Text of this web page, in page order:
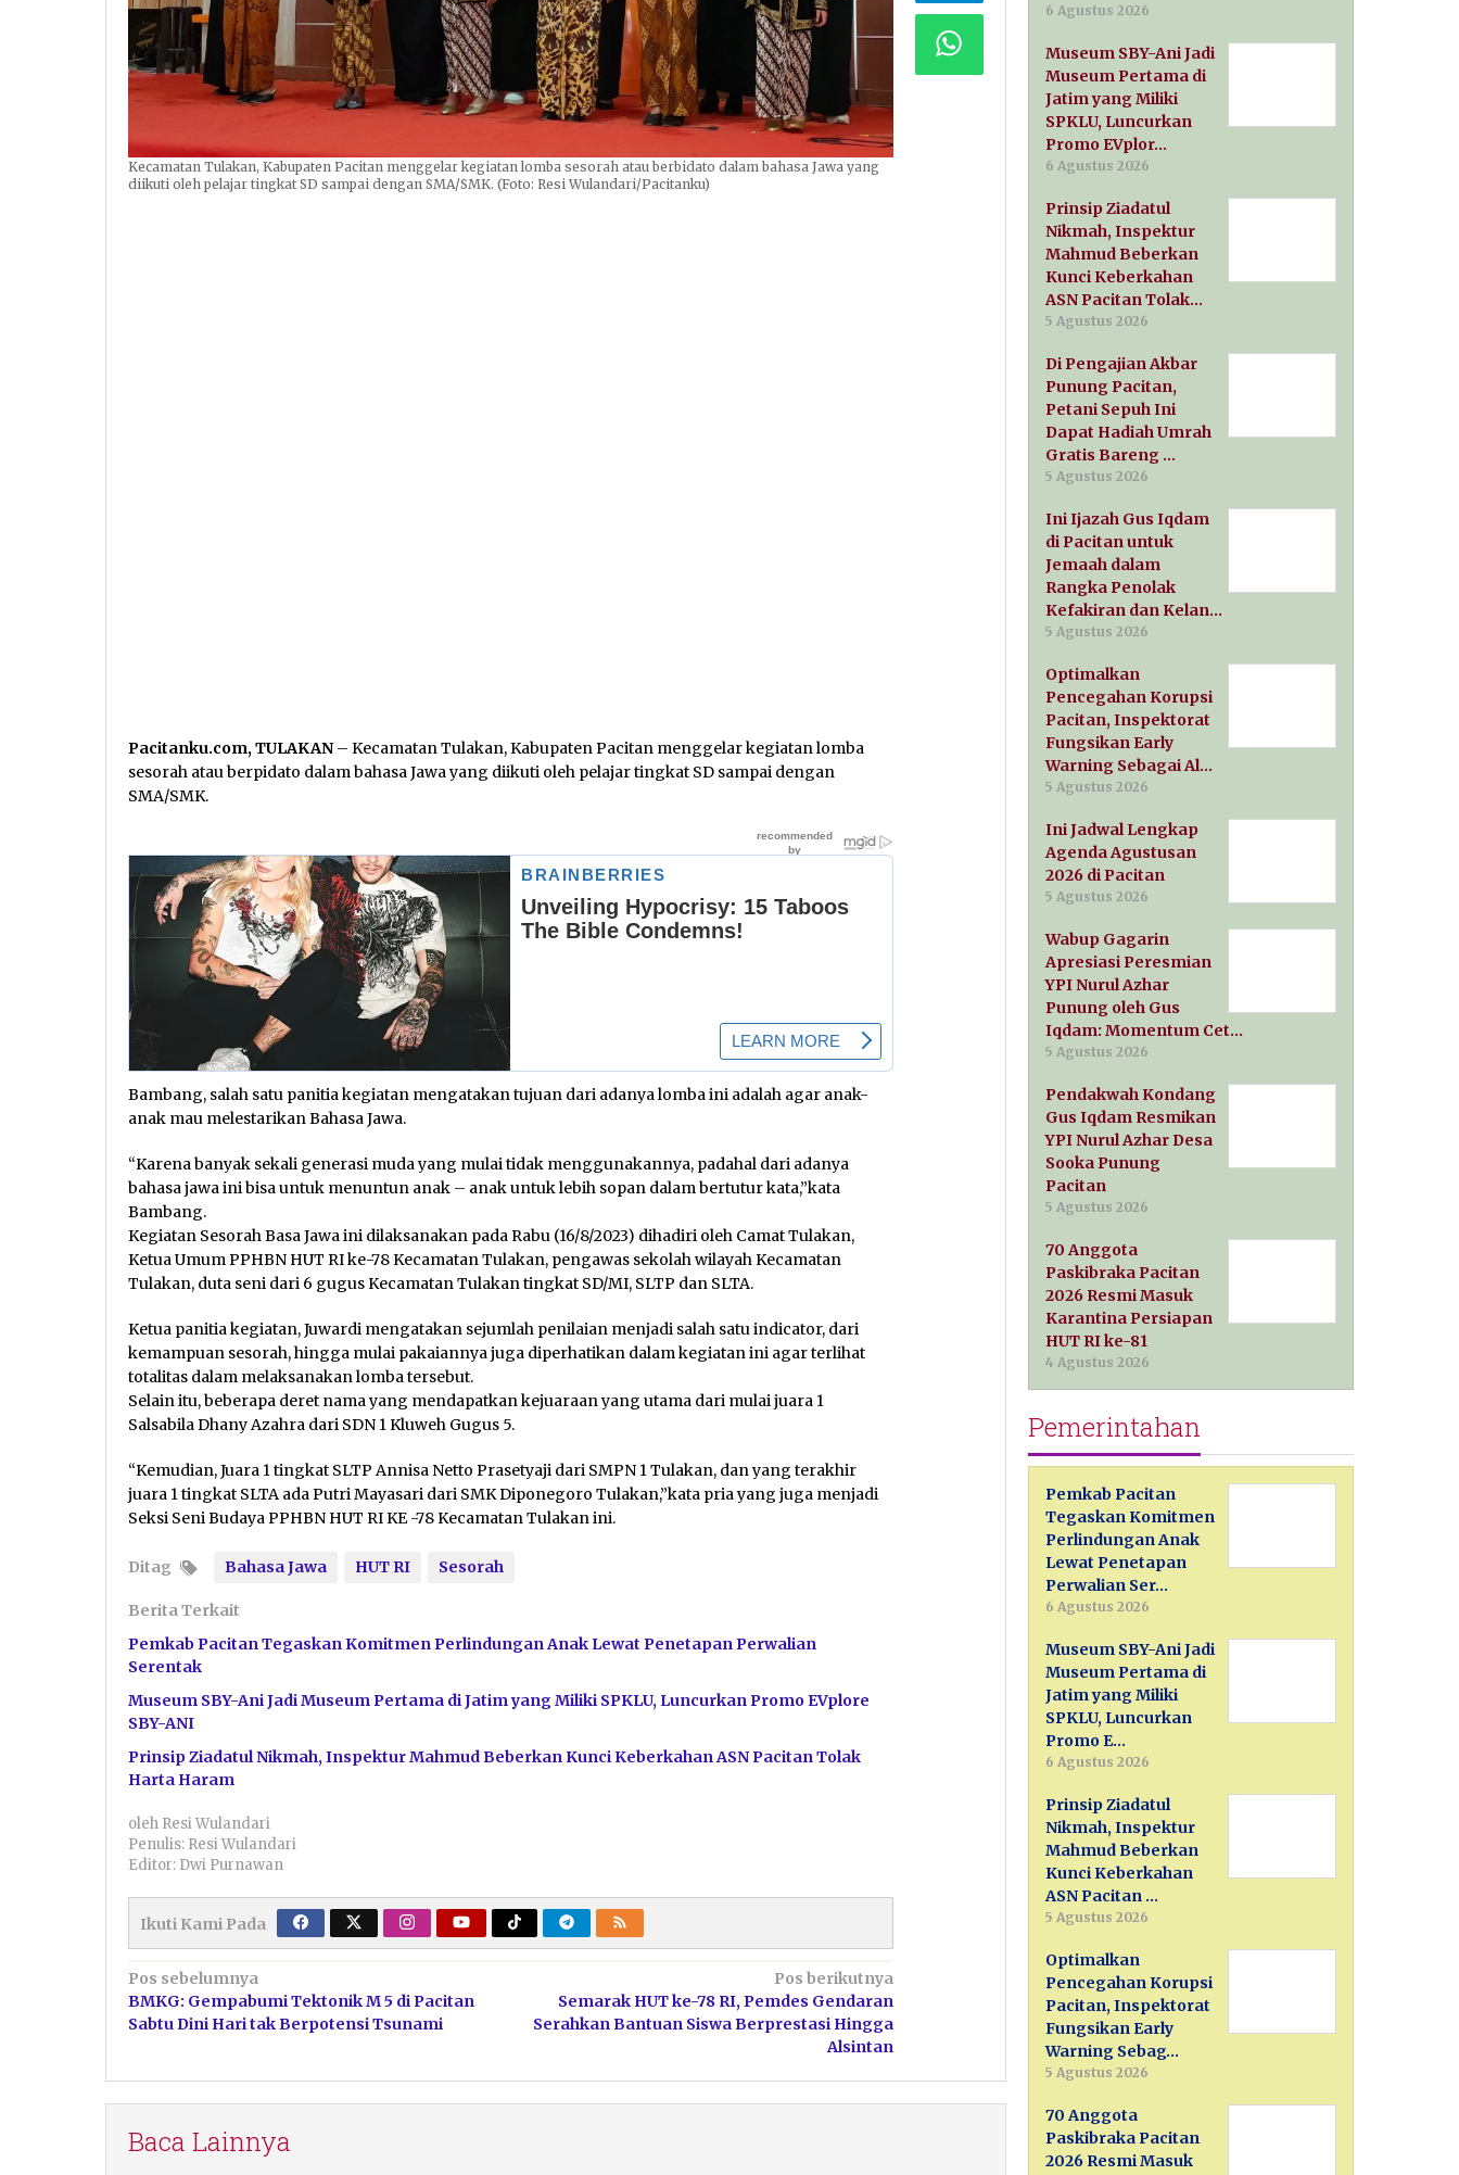
Kecamatan Tulakan, Kabupaten Pacitan menggelar kegiatan lomba sesorah atau berbidato dalam bahasa Jawa yang
diikuti oleh pelajar tingkat SD sampai dengan SMA/SMK. (Foto: Resi Wulandari/Pacitanku)
Pacitanku.com, TULAKAN – Kecamatan Tulakan, Kabupaten Pacitan menggelar kegiatan lomba
sesorah atau berpidato dalam bahasa Jawa yang diikuti oleh pelajar tingkat SD sampai dengan
SMA/SMK.
Bambang, salah satu panitia kegiatan mengatakan tujuan dari adanya lomba ini adalah agar anak-
anak mau melestarikan Bahasa Jawa.
“Karena banyak sekali generasi muda yang mulai tidak menggunakannya, padahal dari adanya
bahasa jawa ini bisa untuk menuntun anak – anak untuk lebih sopan dalam bertutur kata,”kata
Bambang.
Kegiatan Sesorah Basa Jawa ini dilaksanakan pada Rabu (16/8/2023) dihadiri oleh Camat Tulakan,
Ketua Umum PPHBN HUT RI ke-78 Kecamatan Tulakan, pengawas sekolah wilayah Kecamatan
Tulakan, duta seni dari 6 gugus Kecamatan Tulakan tingkat SD/MI, SLTP dan SLTA.
Ketua panitia kegiatan, Juwardi mengatakan sejumlah penilaian menjadi salah satu indicator, dari
kemampuan sesorah, hingga mulai pakaiannya juga diperhatikan dalam kegiatan ini agar terlihat
totalitas dalam melaksanakan lomba tersebut.
Selain itu, beberapa deret nama yang mendapatkan kejuaraan yang utama dari mulai juara 1
Salsabila Dhany Azahra dari SDN 1 Kluweh Gugus 5.
“Kemudian, Juara 1 tingkat SLTP Annisa Netto Prasetyaji dari SMPN 1 Tulakan, dan yang terakhir
juara 1 tingkat SLTA ada Putri Mayasari dari SMK Diponegoro Tulakan,”kata pria yang juga menjadi
Seksi Seni Budaya PPHBN HUT RI KE -78 Kecamatan Tulakan ini.
Ditag Bahasa Jawa HUT RI Sesorah
Berita Terkait
Pemkab Pacitan Tegaskan Komitmen Perlindungan Anak Lewat Penetapan Perwalian
Serentak
Museum SBY-Ani Jadi Museum Pertama di Jatim yang Miliki SPKLU, Luncurkan Promo EVplore
SBY-ANI
Prinsip Ziadatul Nikmah, Inspektur Mahmud Beberkan Kunci Keberkahan ASN Pacitan Tolak
Harta Haram
oleh Resi Wulandari
Penulis: Resi Wulandari
Editor: Dwi Purnawan
Ikuti Kami Pada
Navigasi
pos
Pos sebelumnya
BMKG: Gempabumi Tektonik M 5 di Pacitan
Sabtu Dini Hari tak Berpotensi Tsunami
Pos berikutnya
Semarak HUT ke-78 RI, Pemdes Gendaran
Serahkan Bantuan Siswa Berprestasi Hingga
Alsintan
Baca Lainnya
6 Agustus 2026
Museum SBY-Ani Jadi
Museum Pertama di
Jatim yang Miliki
SPKLU, Luncurkan
Promo EVplor…
6 Agustus 2026
Prinsip Ziadatul
Nikmah, Inspektur
Mahmud Beberkan
Kunci Keberkahan
ASN Pacitan Tolak…
5 Agustus 2026
Di Pengajian Akbar
Punung Pacitan,
Petani Sepuh Ini
Dapat Hadiah Umrah
Gratis Bareng …
5 Agustus 2026
Ini Ijazah Gus Iqdam
di Pacitan untuk
Jemaah dalam
Rangka Penolak
Kefakiran dan Kelan…
5 Agustus 2026
Optimalkan
Pencegahan Korupsi
Pacitan, Inspektorat
Fungsikan Early
Warning Sebagai Al…
5 Agustus 2026
Ini Jadwal Lengkap
Agenda Agustusan
2026 di Pacitan
5 Agustus 2026
Wabup Gagarin
Apresiasi Peresmian
YPI Nurul Azhar
Punung oleh Gus
Iqdam: Momentum Cet…
5 Agustus 2026
Pendakwah Kondang
Gus Iqdam Resmikan
YPI Nurul Azhar Desa
Sooka Punung
Pacitan
5 Agustus 2026
70 Anggota
Paskibraka Pacitan
2026 Resmi Masuk
Karantina Persiapan
HUT RI ke-81
4 Agustus 2026
Pemerintahan
Pemkab Pacitan
Tegaskan Komitmen
Perlindungan Anak
Lewat Penetapan
Perwalian Ser…
6 Agustus 2026
Museum SBY-Ani Jadi
Museum Pertama di
Jatim yang Miliki
SPKLU, Luncurkan
Promo E…
6 Agustus 2026
Prinsip Ziadatul
Nikmah, Inspektur
Mahmud Beberkan
Kunci Keberkahan
ASN Pacitan …
5 Agustus 2026
Optimalkan
Pencegahan Korupsi
Pacitan, Inspektorat
Fungsikan Early
Warning Sebag…
5 Agustus 2026
70 Anggota
Paskibraka Pacitan
2026 Resmi Masuk